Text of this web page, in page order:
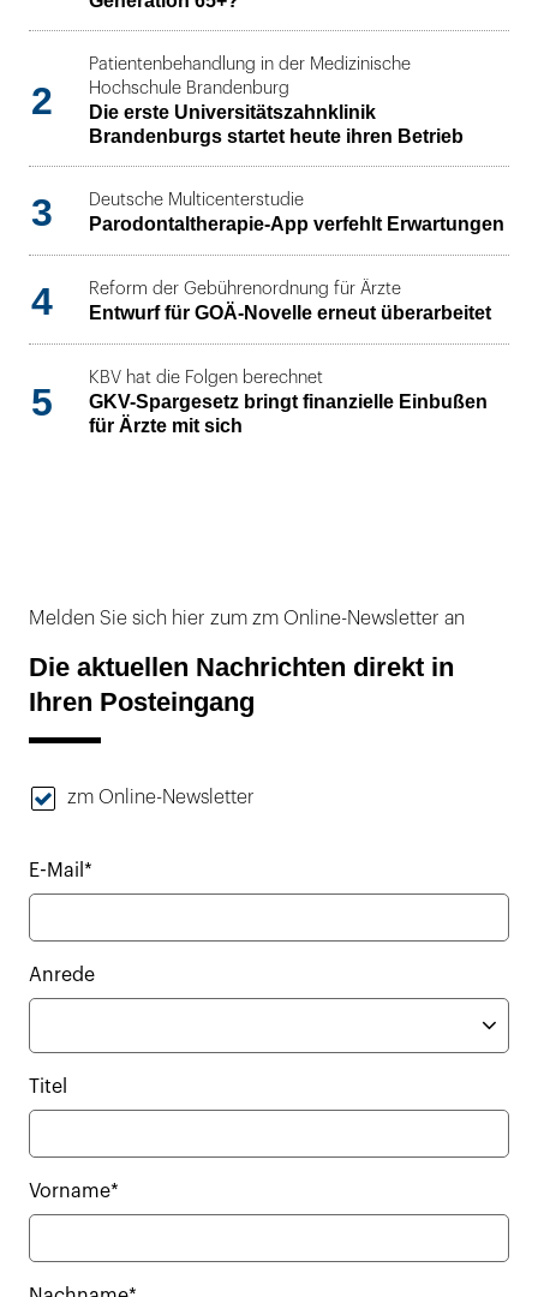
2
Patientenbehandlung in der Medizinische
Hochschule Brandenburg
Die erste Universitätszahnklinik
Brandenburgs startet heute ihren Betrieb
3 Deutsche Multicenterstudie
Parodontaltherapie-App verfehlt Erwartungen
4 Reform der Gebührenordnung für Ärzte
Entwurf für GOÄ-Novelle erneut überarbeitet
5
KBV hat die Folgen berechnet
GKV-Spargesetz bringt finanzielle Einbußen
für Ärzte mit sich
Melden Sie sich hier zum zm Online-Newsletter an
Die aktuellen Nachrichten direkt in
Ihren Posteingang
zm Online-Newsletter
E-Mail*
Anrede
Titel
Vorname*